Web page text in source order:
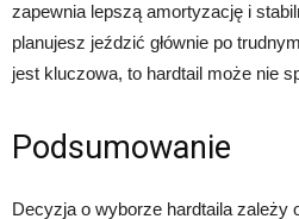
zapewnia lepszą amortyzację i
planujesz jeździć głównie po
jest kluczowa, to hardtail może nie
Podsumowanie
Decyzja o wyborze hardtaila zależy